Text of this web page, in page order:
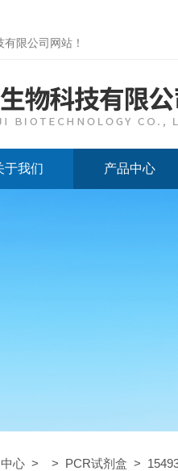
有限公司网站 ！
于我们 产品中心
心 > > PCR试剂盒 >